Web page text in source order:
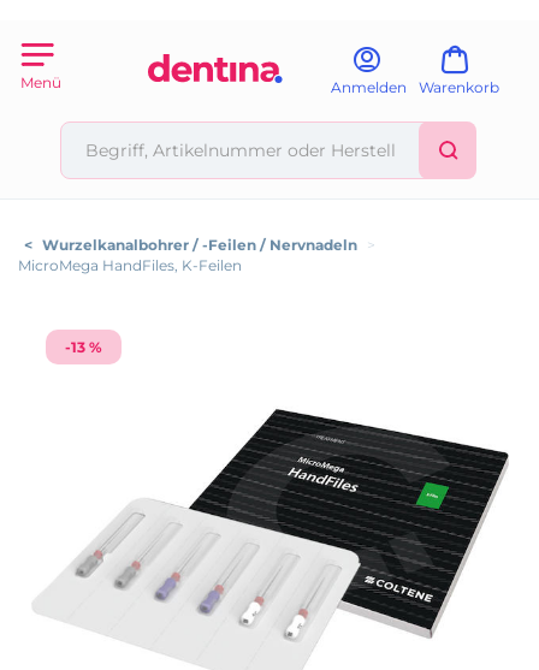
Menü Anmelden Warenkorb
< Wurzelkanalbohrer / -Feilen / Nervnadeln >
MicroMega HandFiles, K-Feilen
-13 %